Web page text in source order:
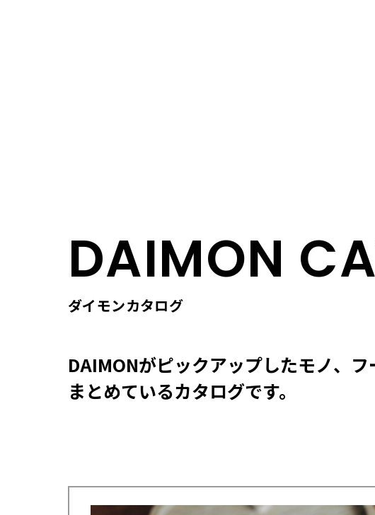
DAIMON
ダイモンカタログ
DAIMONがピックアップしたモノ、
まとめているカタログです。